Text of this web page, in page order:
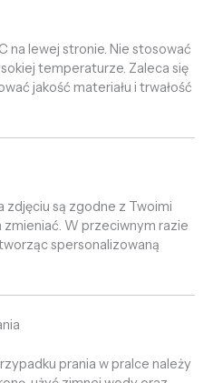
na lewej stronie. Nie stosować
temperaturze. Zaleca się
jakość materiału i trwałość
zdjęciu są zgodne z Twoimi
zmieniać. W przeciwnym razie
spersonalizowaną
prania w pralce należy